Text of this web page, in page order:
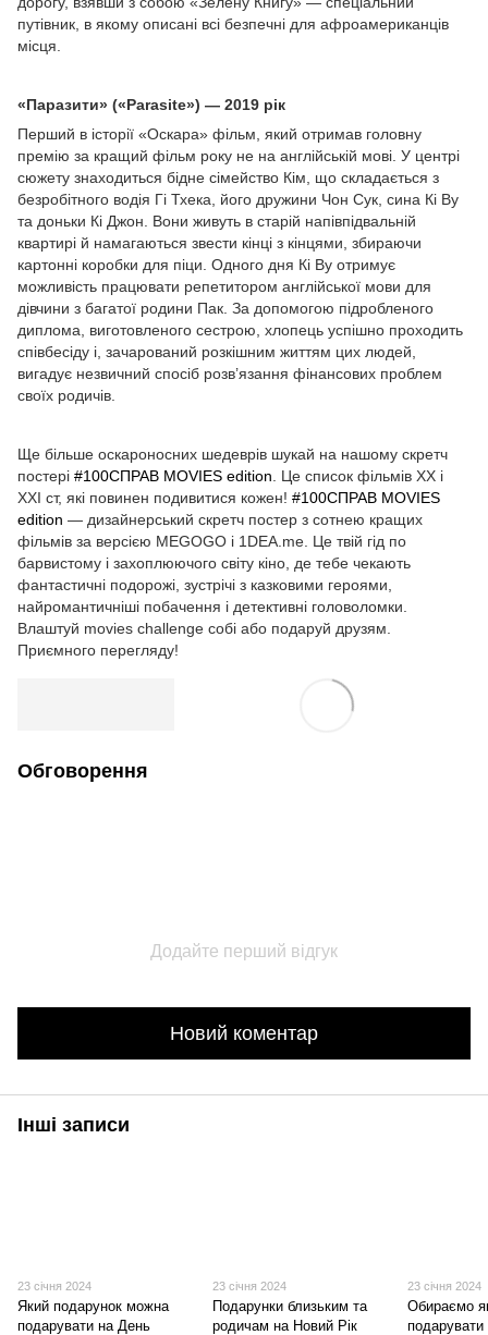
путівник, в якому описані всі безпечні для афроамериканців
місця.
«Паразити» («Parasite») — 2019 рік
Перший в історії «Оскара» фільм, який отримав головну
премію за кращий фільм року не на англійській мові. У центрі
сюжету знаходиться бідне сімейство Кім, що складається з
безробітного водія Гі Тхека, його дружини Чон Сук, сина Кі Ву
та доньки Кі Джон. Вони живуть в старій напівпідвальній
квартирі й намагаються звести кінці з кінцями, збираючи
картонні коробки для піци. Одного дня Кі Ву отримує
можливість працювати репетитором англійської мови для
дівчини з багатої родини Пак. За допомогою підробленого
диплома, виготовленого сестрою, хлопець успішно проходить
співбесіду і, зачарований розкішним життям цих людей,
вигадує незвичний спосіб розв’язання фінансових проблем
своїх родичів.
Ще більше оскароносних шедеврів шукай на нашому скретч
постері #100СПРАВ MOVIES edition . Це список фільмів XX і
XXI ст, які повинен подивитися кожен! #100СПРАВ MOVIES
edition — дизайнерський скретч постер з сотнею кращих
фільмів за версією MEGOGO і 1DEA.me. Це твій гід по
барвистому і захоплюючого світу кіно, де тебе чекають
фантастичні подорожі, зустрічі з казковими героями,
найромантичніші побачення і детективні головоломки.
Влаштуй movies challenge собі або подаруй друзям.
Приємного перегляду!
Обговорення
Додайте перший відгук
Новий коментар
Інші записи
23 січня 2024
Який подарунок можна
подарувати на День
23 січня 2024
Подарунки близьким та
родичам на Новий Рік
23 січня 2024
Обираємо
подарувати